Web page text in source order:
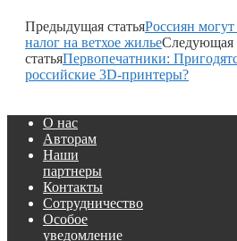
Предыдущая статьяРоссиян могут
налог на ветхое жильеСледующая
статьяПервопечатники:
российские 3D-принтеры?
О нас
Авторам
Наши
партнеры
Контакты
Сотрудничество
Особое
уведомление